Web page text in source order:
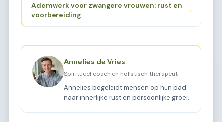
Ademwerk voor zwangere vrouwen: rust en
voorbereiding
→
Annelies de Vries
Spiritueel coach en holistisch therapeut
Annelies begeleidt mensen op hun pad
naar innerlijke rust en persoonlijke groei.